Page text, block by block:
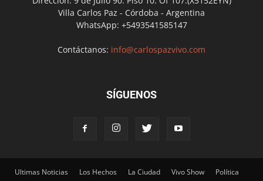
Villa Carlos Paz - Córdoba - Argentina
WhatsApp: +5493541585147
Contáctanos: info@carlospazvivo.com
SÍGUENOS
Ultimas Noticias Los Hechos La Ciudad Vivo Show
Política